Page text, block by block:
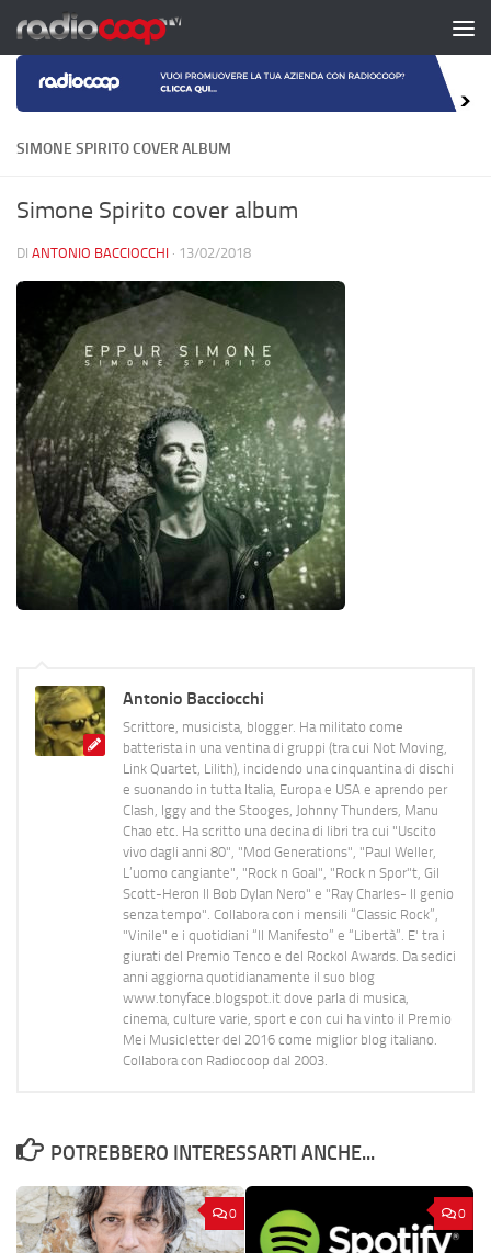
Salta al contenuto
SIMONE SPIRITO COVER ALBUM
Simone Spirito cover album
DI ANTONIO BACCIOCCHI · 13/02/2018
Antonio Bacciocchi
Scrittore, musicista, blogger. Ha militato come
batterista in una ventina di gruppi (tra cui Not Moving,
Link Quartet, Lilith), incidendo una cinquantina di dischi
e suonando in tutta Italia, Europa e USA e aprendo per
Clash, Iggy and the Stooges, Johnny Thunders, Manu
Chao etc. Ha scritto una decina di libri tra cui "Uscito
vivo dagli anni 80", "Mod Generations", "Paul Weller,
L’uomo cangiante", "Rock n Goal", "Rock n Spor"t, Gil
Scott-Heron Il Bob Dylan Nero" e "Ray Charles- Il genio
senza tempo". Collabora con i mensili “Classic Rock”,
"Vinile" e i quotidiani “Il Manifesto” e “Libertà”. E' tra i
giurati del Premio Tenco e del Rockol Awards. Da sedici
anni aggiorna quotidianamente il suo blog
www.tonyface.blogspot.it dove parla di musica,
cinema, culture varie, sport e con cui ha vinto il Premio
Mei Musicletter del 2016 come miglior blog italiano.
Collabora con Radiocoop dal 2003.
POTREBBERO INTERESSARTI ANCHE...
0 0